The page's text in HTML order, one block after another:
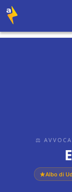
⚖
Albo di